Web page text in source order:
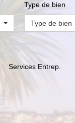
Type de bien
Type de bien
Services Entrep.